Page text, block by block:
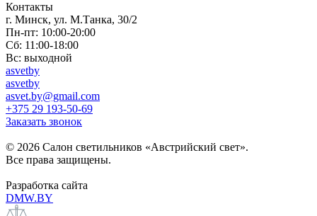
Контакты
г. Минск, ул. М.Танка, 30/2
Пн-пт: 10:00-20:00
Сб: 11:00-18:00
Вс: выходной
asvetby
asvetby
asvet.by@gmail.com
+375 29 193-50-69
Заказать звонок
© 2026 Салон светильников «Австрийский свет».
Все права защищены.
Разработка сайта
DMW.BY